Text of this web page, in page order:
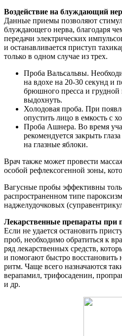
Воздействие на блуждающий
Данные приемы позволяют
блуждающего нерва, благодаря
передачи электрических
и останавливается приступ
только в одном случае из трех.
Проба Вальсальвы.
на вдохе на 20-30 секунд и
брюшного пресса и грудной
выдохнуть.
Холодовая проба. При
опустить лицо в емкость с
Проба Ашнера. Во время
рекомендуется закрыть
на глазные яблоки.
Врач также может провести
особой рефлексогенной зоны,
Вагусные пробы эффективны
распространенном типе
наджелудочковых
Лекарственные препараты при
Если не удается остановить
проб, необходимо обратиться к
ряд лекарственных средств,
и помогают быстро
ритм. Чаще всего назначаются
верапамил, трифосаденин,
и др.